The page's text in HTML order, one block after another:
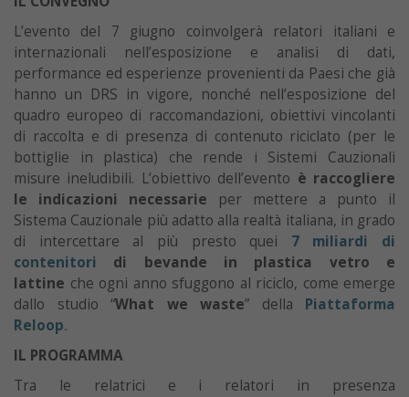
L’evento del 7 giugno coinvolgerà relatori italiani e
internazionali nell’esposizione e analisi di dati,
performance ed esperienze provenienti da Paesi che già
hanno un DRS in vigore, nonché nell’esposizione del
quadro europeo di raccomandazioni, obiettivi vincolanti
di raccolta e di presenza di contenuto riciclato (per le
bottiglie in plastica) che rende i Sistemi Cauzionali
misure ineludibili. L’obiettivo dell’evento è raccogliere
le indicazioni necessarie per mettere a punto il
Sistema Cauzionale più adatto alla realtà italiana, in grado
di intercettare al più presto quei 7 miliardi di
contenitori di bevande in plastica vetro e
lattine che ogni anno sfuggono al riciclo, come emerge
dallo studio “What we waste” della Piattaforma
Reloop.
IL PROGRAMMA
Tra le relatrici e i relatori in presenza